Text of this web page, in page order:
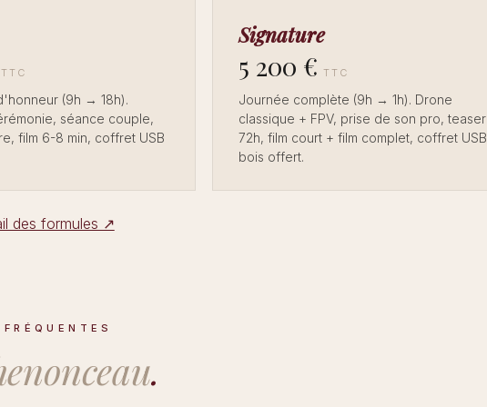
TTC
(9h → 18h).
séance couple,
film 6-8 min, coffret USB
Signature
5 200 € TTC
Journée complète (9h → 1h). Drone
classique + FPV, prise de son pro, teaser
72h, film court + film complet, coffret USB
bois offert.
des formules ↗
.